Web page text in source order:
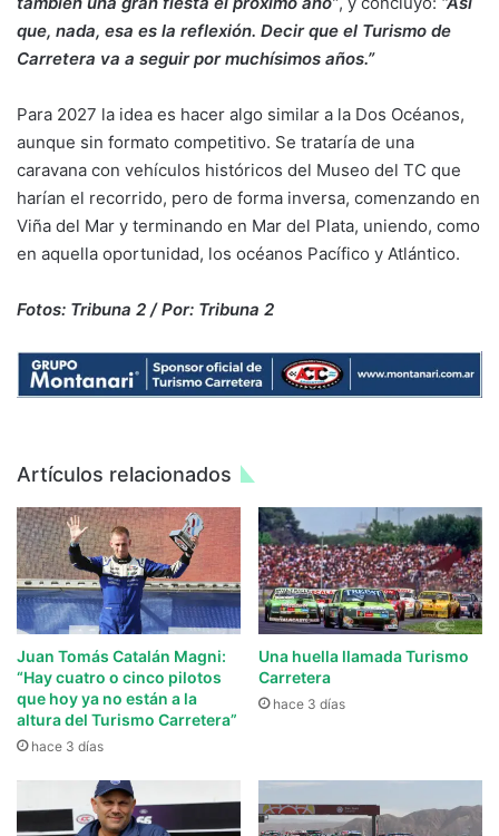
que, nada, esa es la reflexión. Decir que el Turismo de
Carretera va a seguir por muchísimos años.”
Para 2027 la idea es hacer algo similar a la Dos Océanos,
aunque sin formato competitivo. Se trataría de una
caravana con vehículos históricos del Museo del TC que
harían el recorrido, pero de forma inversa, comenzando en
Viña del Mar y terminando en Mar del Plata, uniendo, como
en aquella oportunidad, los océanos Pacífico y Atlántico.
Fotos: Tribuna 2 / Por: Tribuna 2
Artículos relacionados
Juan Tomás Catalán Magni:
“Hay cuatro o cinco pilotos
que hoy ya no están a la
altura del Turismo Carretera”
hace 3 días
Una huella llamada Turismo
Carretera
hace 3 días